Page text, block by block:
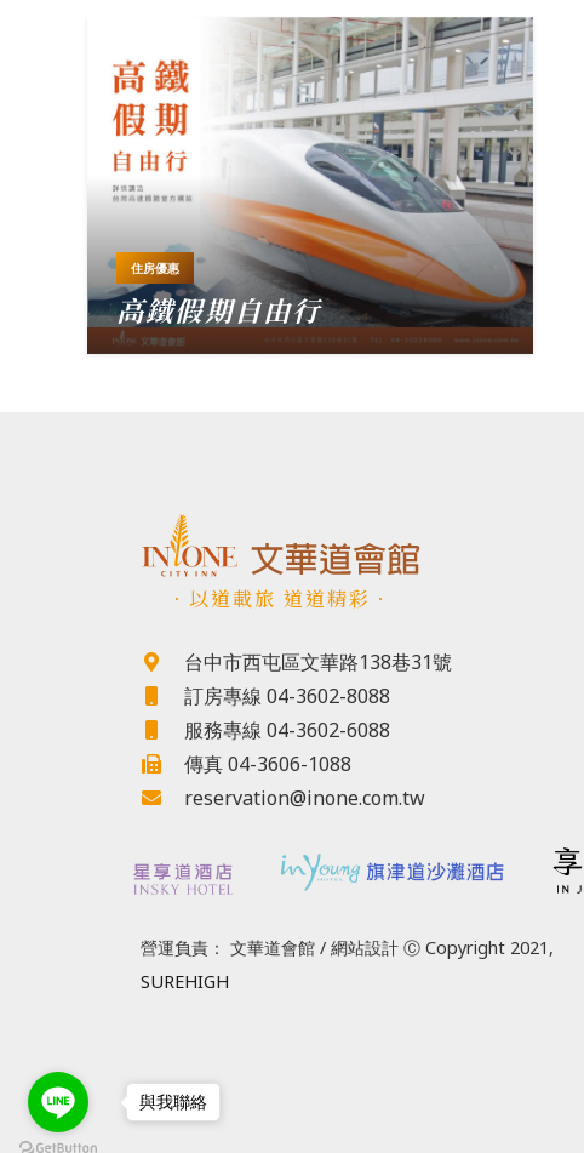
住房優惠
高鐵假期自由行
．以道載旅 道道精彩．
台中市西屯區文華路138巷31號
訂房專線 04-3602-8088
服務專線 04-3602-6088
傳真 04-3606-1088
reservation@inone.com.tw
營運負責： 文華道會館 / 網站設計 Ⓒ Copyright 2021,
SUREHIGH
與我聯絡